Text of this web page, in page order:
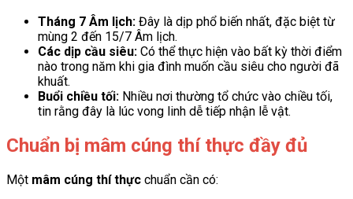
Tháng 7 Âm lịch: Đây là dịp phổ biến nhất, đặc biệt từ
mùng 2 đến 15/7 Âm lịch.
Các dịp cầu siêu: Có thể thực hiện vào bất kỳ thời điểm
nào trong năm khi gia đình muốn cầu siêu cho người đã
khuất.
Buổi chiều tối: Nhiều nơi thường tổ chức vào chiều tối,
tin rằng đây là lúc vong linh dễ tiếp nhận lễ vật.
Chuẩn bị mâm cúng thí thực đầy đủ
Một mâm cúng thí thực chuẩn cần có: